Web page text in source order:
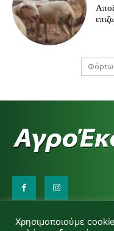
d.makas@yahoo.gr
Χρησιμοποιούμε